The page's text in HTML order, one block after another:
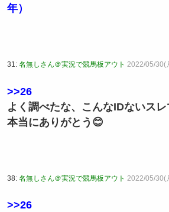
年）
31: 名無しさん＠実況で競馬板アウト 2022/05/30(
>>26
よく調べたな、こんなIDないスレ
本当にありがとう😊
38: 名無しさん＠実況で競馬板アウト 2022/05/30(
>>26